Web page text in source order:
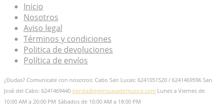
Inicio
Nosotros
Aviso legal
Términos y condiciones
Politica de devoluciones
Política de envíos
¿Dudas? Comunicate con nosotros: Cabo San Lucas: 6241051520 / 6241469596 San
José del Cabo: 6241469440 tienda@greinscasademusica.com Lunes a Viernes de
10:00 AM a 20:00 PM Sábados de 10:00 AM a 18:00 PM